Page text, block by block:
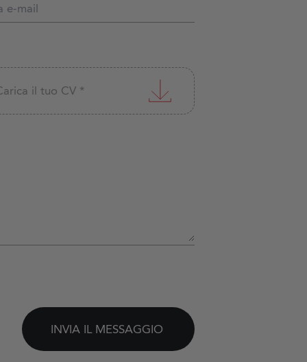
il tuo CV *
INVIA IL MESSAGGIO